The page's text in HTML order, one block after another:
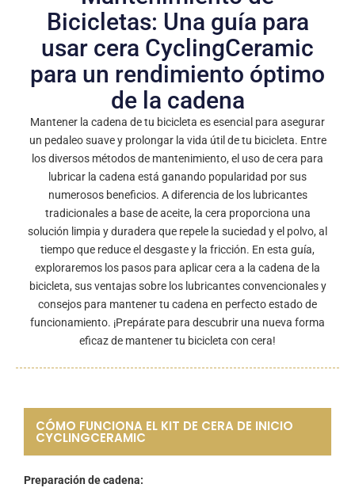
Bicicletas: Una guía para
usar cera CyclingCeramic
para un rendimiento óptimo
de la cadena
Mantener la cadena de tu bicicleta es esencial para asegurar
un pedaleo suave y prolongar la vida útil de tu bicicleta. Entre
los diversos métodos de mantenimiento, el uso de cera para
lubricar la cadena está ganando popularidad por sus
numerosos beneficios. A diferencia de los lubricantes
tradicionales a base de aceite, la cera proporciona una
solución limpia y duradera que repele la suciedad y el polvo, al
tiempo que reduce el desgaste y la fricción. En esta guía,
exploraremos los pasos para aplicar cera a la cadena de la
bicicleta, sus ventajas sobre los lubricantes convencionales y
consejos para mantener tu cadena en perfecto estado de
funcionamiento. ¡Prepárate para descubrir una nueva forma
eficaz de mantener tu bicicleta con cera!
CÓMO FUNCIONA EL KIT DE CERA DE INICIO
CYCLINGCERAMIC
Preparación de cadena: